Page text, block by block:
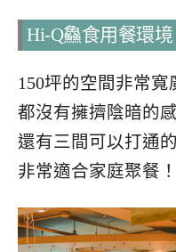
Hi-Q鱻食用餐環境
150坪的空間非常
都沒有擁擠陰暗的
還有三間可以打通
非常適合家庭聚餐！